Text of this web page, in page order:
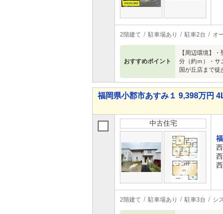
2階建て 駐車場あり 駐車2台 オ
おすすめポイント
【周辺環境】
分（約ｍ）・サ
国が丘店まで徒
福岡県小郡市あすみ１ 9,398万円
中古住宅
2階建て 駐車場あり 駐車3台 シ